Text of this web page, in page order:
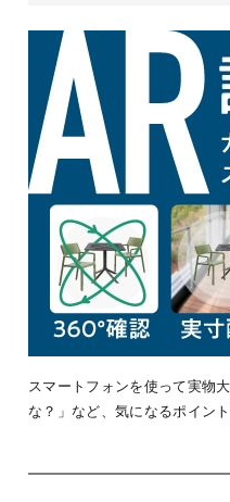
スマートフォンを使って実物
な？」など、気になるポイン